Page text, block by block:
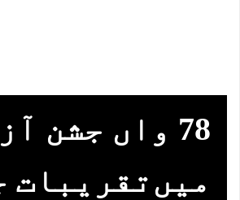
78 واں جشن
میں‌تقریبات